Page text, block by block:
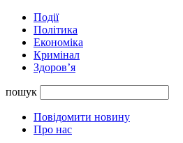
Події
Політика
Економіка
Кримінал
Здоров’я
пошук
Повідомити новину
Про нас